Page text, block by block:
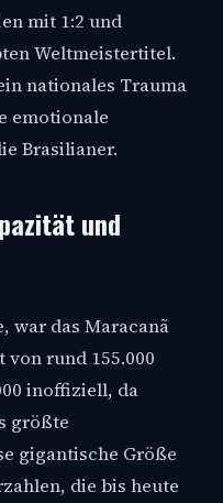
mit 1:2 und
Weltmeistertitel.
nationales Trauma
emotionale
Brasilianer.
und
war das Maracanã
rund 155.000
inoffiziell, da
größte
gigantische Größe
die bis heute